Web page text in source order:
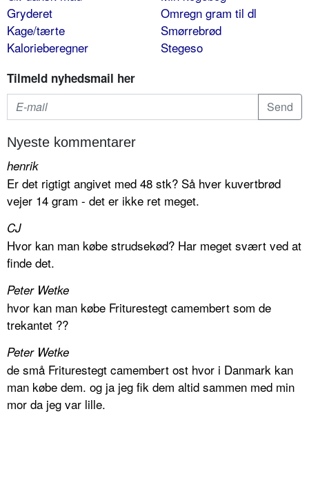
Gryderet
Kage/tærte
Kalorieberegner
Omregn gram til dl
Smørrebrød
Stegeso
Tilmeld nyhedsmail her
Nyeste kommentarer
henrik
Er det rigtigt angivet med 48 stk? Så hver kuvertbrød
vejer 14 gram - det er ikke ret meget.
CJ
Hvor kan man købe strudsekød? Har meget svært ved at
finde det.
Peter Wetke
hvor kan man købe Friturestegt camembert som de
trekantet ??
Peter Wetke
de små Friturestegt camembert ost hvor i Danmark kan
man købe dem. og ja jeg fik dem altid sammen med min
mor da jeg var lille.